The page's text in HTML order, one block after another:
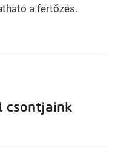
a fertőzés.
csontjaink